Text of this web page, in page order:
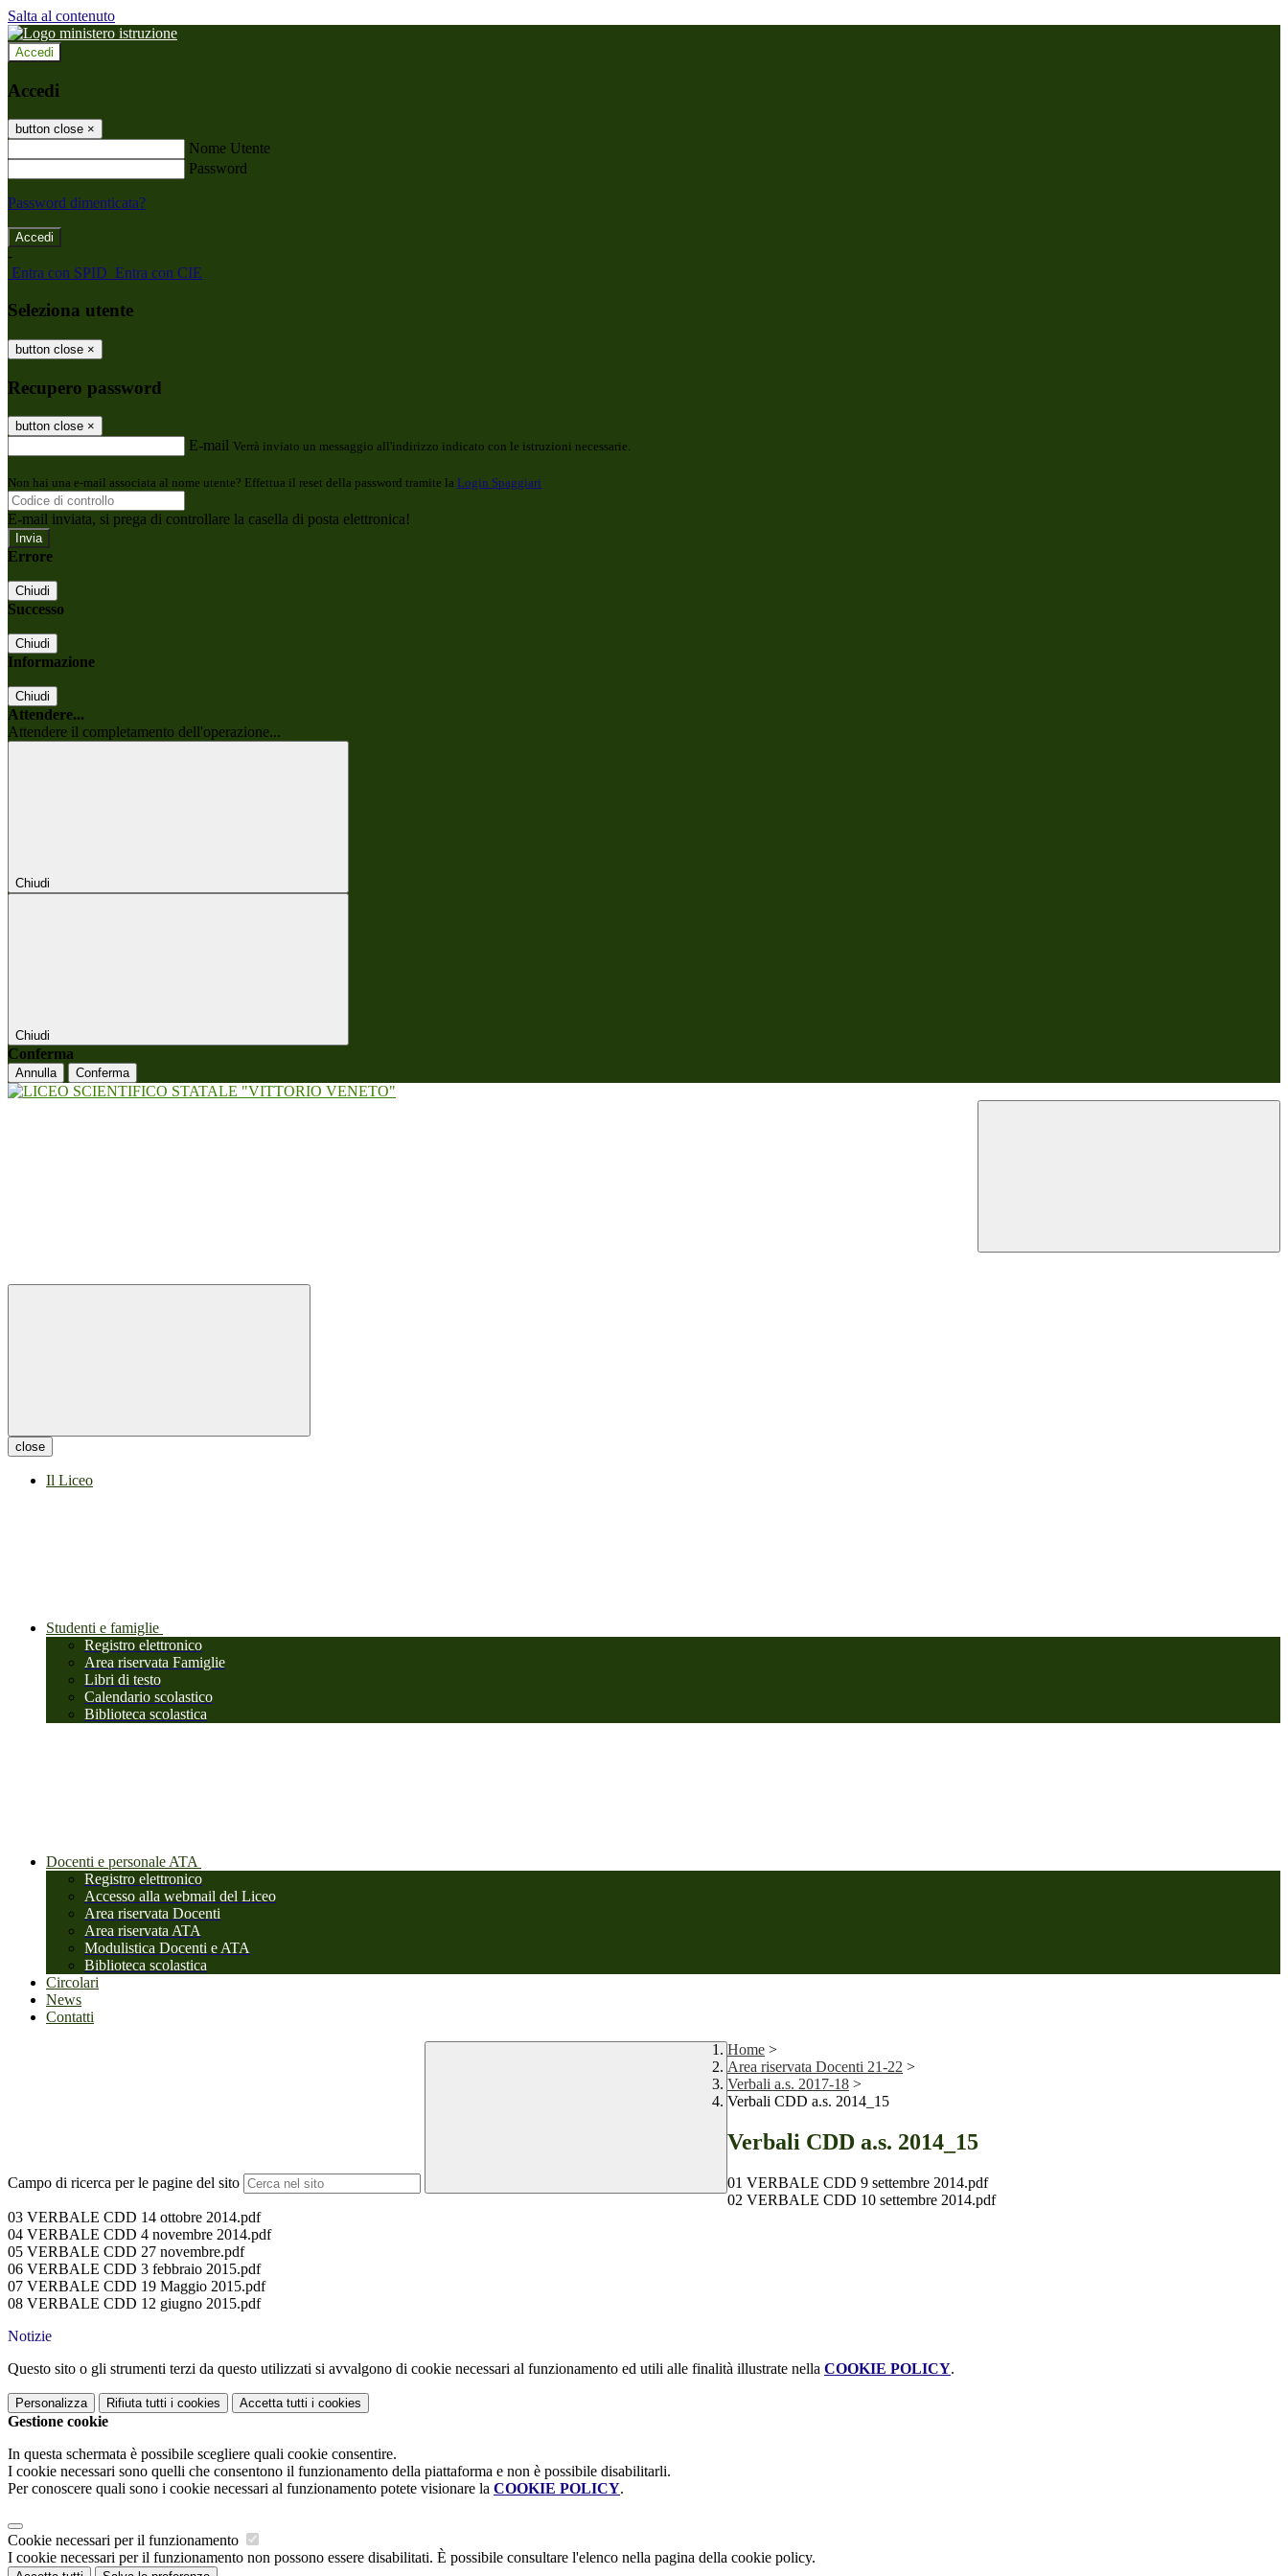
Salta al contenuto
Accedi
Accedi
button close ×
Nome Utente
Password
Password dimenticata?
-
Entra con SPID Entra con CIE
Seleziona utente
button close ×
Recupero password
button close ×
E-mail Verrà inviato un messaggio all'indirizzo indicato con le istruzioni necessarie.
Non hai una e-mail associata al nome utente? Effettua il reset della password tramite la Login Spaggiari
E-mail inviata, si prega di controllare la casella di posta elettronica!
Errore
Chiudi
Successo
Chiudi
Informazione
Chiudi
Attendere...
Attendere il completamento dell'operazione...
Chiudi
Chiudi
Conferma
Annulla Conferma
close
Il Liceo
Studenti e famiglie
Registro elettronico
Area riservata Famiglie
Libri di testo
Calendario scolastico
Biblioteca scolastica
Docenti e personale ATA
Registro elettronico
Accesso alla webmail del Liceo
Area riservata Docenti
Area riservata ATA
Modulistica Docenti e ATA
Biblioteca scolastica
Circolari
News
Contatti
Campo di ricerca per le pagine del sito
Home >
Area riservata Docenti 21-22 >
Verbali a.s. 2017-18 >
Verbali CDD a.s. 2014_15
Verbali CDD a.s. 2014_15
01 VERBALE CDD 9 settembre 2014.pdf
02 VERBALE CDD 10 settembre 2014.pdf
03 VERBALE CDD 14 ottobre 2014.pdf
04 VERBALE CDD 4 novembre 2014.pdf
05 VERBALE CDD 27 novembre.pdf
06 VERBALE CDD 3 febbraio 2015.pdf
07 VERBALE CDD 19 Maggio 2015.pdf
08 VERBALE CDD 12 giugno 2015.pdf
Notizie
Questo sito o gli strumenti terzi da questo utilizzati si avvalgono di cookie necessari al funzionamento ed utili alle finalità illustrate nella COOKIE POLICY.
Personalizza Rifiuta tutti i cookies Accetta tutti i cookies
Gestione cookie
In questa schermata è possibile scegliere quali cookie consentire.
I cookie necessari sono quelli che consentono il funzionamento della piattaforma e non è possibile disabilitarli.
Per conoscere quali sono i cookie necessari al funzionamento potete visionare la COOKIE POLICY.
Cookie necessari per il funzionamento
I cookie necessari per il funzionamento non possono essere disabilitati. È possibile consultare l'elenco nella pagina della cookie policy.